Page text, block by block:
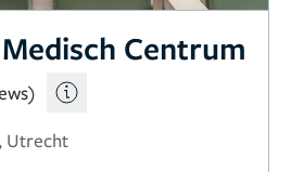
Centrum
Utrecht